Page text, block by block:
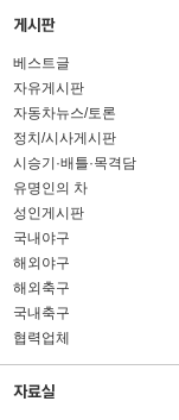
베스트글
자유게시판
자동차뉴스/토론
정치/시사게시판
시승기·배틀·목격담
유명인의 차
성인게시판
국내야구
해외야구
해외축구
국내축구
협력업체